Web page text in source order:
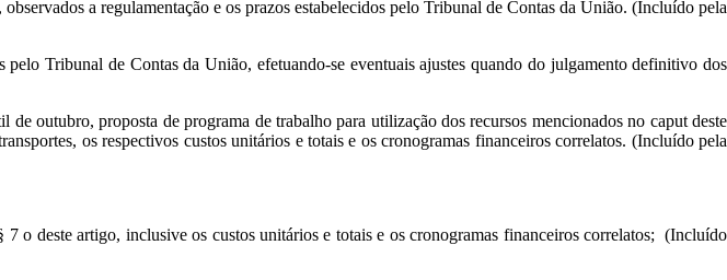
a regulamentação e os prazos estabelecidos pelo Tribunal de Contas da União. (Incluído pela
Tribunal de Contas da União, efetuando-se eventuais ajustes quando do julgamento definitivo dos
outubro, proposta de programa de trabalho para utilização dos recursos mencionados no caput deste
os respectivos custos unitários e totais e os cronogramas financeiros correlatos. (Incluído pela
deste artigo, inclusive os custos unitários e totais e os cronogramas financeiros correlatos; (Incluído